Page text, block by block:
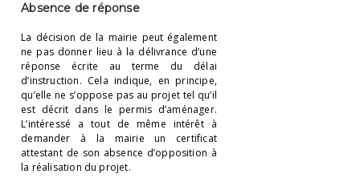
Absence de réponse
La décision de la mairie peut également
ne pas donner lieu à la délivrance d’une
réponse écrite au terme du délai
d’instruction. Cela indique, en principe,
qu’elle ne s’oppose pas au projet tel qu’il
est décrit dans le permis d’aménager.
L’intéressé a tout de même intérêt à
demander à la mairie un certificat
attestant de son absence d’opposition à
la réalisation du projet.